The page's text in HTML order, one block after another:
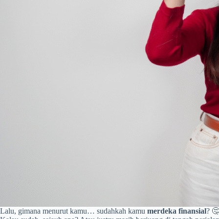
Lalu, gimana menurut kamu… sudahkah kamu merdeka finansial? 🤔